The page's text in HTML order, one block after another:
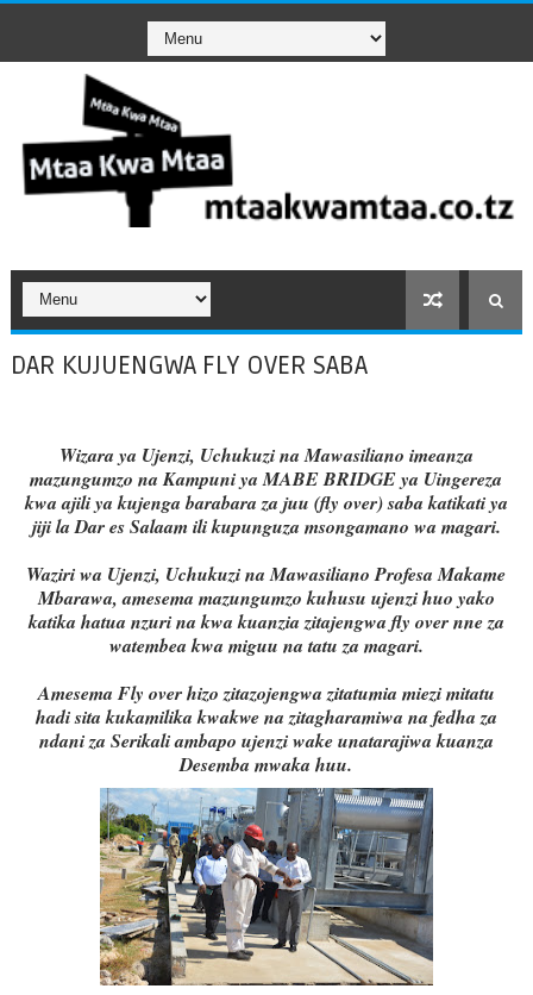
DAR KUJUENGWA FLY OVER SABA
Wizara ya Ujenzi, Uchukuzi na Mawasiliano imeanza
mazungumzo na Kampuni ya MABE BRIDGE ya Uingereza
kwa ajili ya kujenga barabara za juu (fly over) saba katikati ya
jiji la Dar es Salaam ili kupunguza msongamano wa magari.
Waziri wa Ujenzi, Uchukuzi na Mawasiliano Profesa Makame
Mbarawa, amesema mazungumzo kuhusu ujenzi huo yako
katika hatua nzuri na kwa kuanzia zitajengwa fly over nne za
watembea kwa miguu na tatu za magari.
Amesema Fly over hizo zitazojengwa zitatumia miezi mitatu
hadi sita kukamilika kwakwe na zitagharamiwa na fedha za
ndani za Serikali ambapo ujenzi wake unatarajiwa kuanza
Desemba mwaka huu.